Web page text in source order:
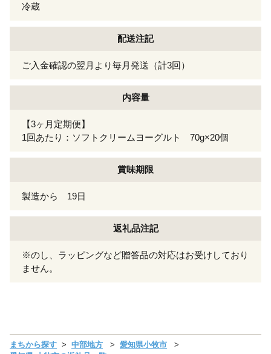
冷蔵
配送注記
ご入金確認の翌月より毎月発送（計3回）
内容量
【3ヶ月定期便】
1回あたり：ソフトクリームヨーグルト 70g×20個
賞味期限
製造から 19日
返礼品注記
※のし、ラッピングなど贈答品の対応はお受けしており
ません。
まちから探す 中部地方
愛知県小牧市